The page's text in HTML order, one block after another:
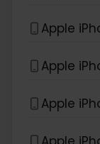
Apple
Apple
Apple